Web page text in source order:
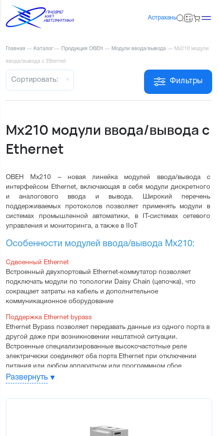
Астрахань
Главная — Каталог — Продукция ОВЕН — Модули ввода/вывода — Мх210 модули
ввода/вывода с Ethernet
Фильтры
Сортировать:
Мх210 модули ввода/вывода с
Ethernet
ОВЕН Мх210 – новая линейка модулей ввода/вывода с
интерфейсом Ethernet, включающая в себя модули дискретного
и аналогового ввода и вывода. Широкий перечень
поддерживаемых протоколов позволяет применять модули в
системах промышленной автоматики, в IT-системах сетевого
управления и мониторинга, а также в IIoT
Особенности модулей ввода/вывода Мх210:
Сдвоенный Ethernet
Встроенный двухпортовый Ethernet-коммутатор позволяет
подключать модули по топологии Daisy Chain (цепочка), что
сокращает затраты на кабель и дополнительное
коммуникационное оборудование
Поддержка Ethernet bypass
Ethernet Bypass позволяет передавать данные из одного порта в
другой даже при возникновении нештатной ситуации.
Встроенные специализированные высокочастотные реле
электрически соединяют оба порта Ethernet при отключении
питания или любом аппаратном или программном сбое
Расширенный температурный диапазон
использовать модули в неотапливаемых шкафах и помещениях
Развернуть